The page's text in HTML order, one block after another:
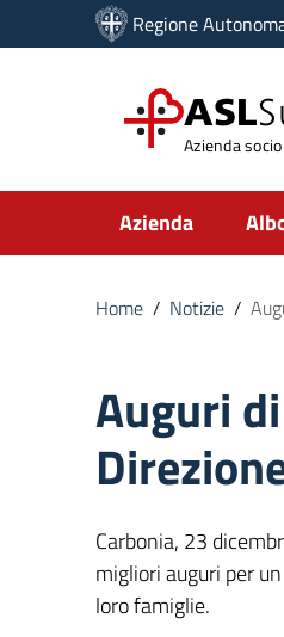
Vai ai contenuti
Vai al menu di navigazione
Regione
ASL
Azienda
Submenu
Azienda
Home / Notizie /
Auguri
Carbonia, 23
migliori auguri per
loro famiglie.